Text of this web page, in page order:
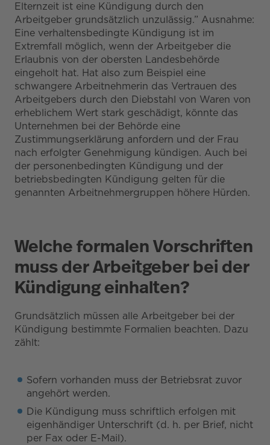
Elternzeit ist eine Kündigung durch den
Arbeitgeber grundsätzlich unzulässig.” Ausnahme:
Eine verhaltensbedingte Kündigung ist im
Extremfall möglich, wenn der Arbeitgeber die
Erlaubnis von der obersten Landesbehörde
eingeholt hat. Hat also zum Beispiel eine
schwangere Arbeitnehmerin das Vertrauen des
Arbeitgebers durch den Diebstahl von Waren von
erheblichem Wert stark geschädigt, könnte das
Unternehmen bei der Behörde eine
Zustimmungserklärung anfordern und der Frau
nach erfolgter Genehmigung kündigen. Auch bei
der personenbedingten Kündigung und der
betriebsbedingten Kündigung gelten für die
genannten Arbeitnehmergruppen höhere Hürden.
Welche formalen Vorschriften
muss der Arbeitgeber bei der
Kündigung einhalten?
Grundsätzlich müssen alle Arbeitgeber bei der
Kündigung bestimmte Formalien beachten. Dazu
zählt:
Sofern vorhanden muss der Betriebsrat zuvor
angehört werden.
Die Kündigung muss schriftlich erfolgen mit
eigenhändiger Unterschrift (d. h. per Brief, nicht
per Fax oder E-Mail).